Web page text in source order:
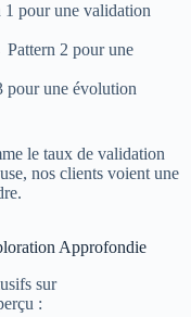
pour une validation
2 pour une
pour une évolution
le taux de validation
nos clients voient une
Approfondie
sur
: